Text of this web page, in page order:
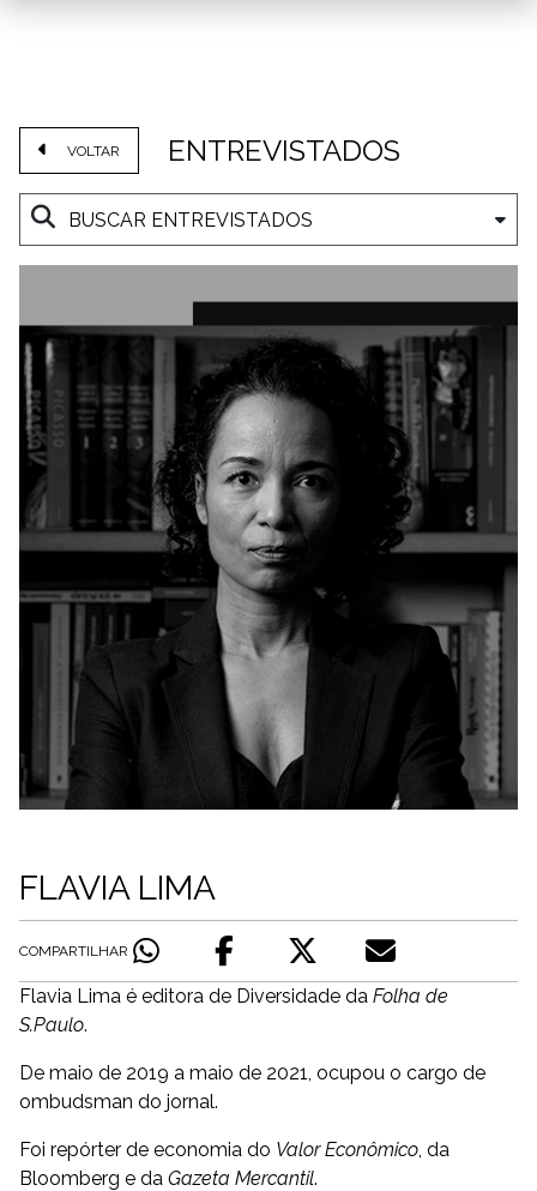
VOLTAR ENTREVISTADOS
FLAVIA LIMA
COMPARTILHAR
Flavia Lima é editora de Diversidade da Folha de
S.Paulo.
De maio de 2019 a maio de 2021, ocupou o cargo de
ombudsman do jornal.
Foi repórter de economia do Valor Econômico, da
Bloomberg e da Gazeta Mercantil.